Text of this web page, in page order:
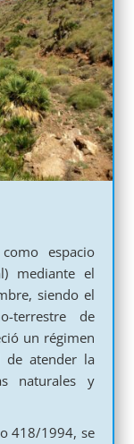
espacio
mediante el
siendo el
terrestre de
un régimen
atender la
naturales y
418/1994, se